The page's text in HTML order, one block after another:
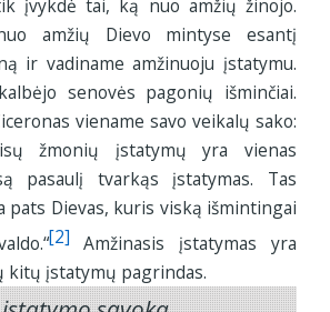
įvykdė tai, ką nuo amžių žinojo.
amžių Dievo mintyse esantį
ir vadiname amžinuoju įstatymu.
senovės pagonių išminčiai.
viename savo veikalų sako:
žmonių įstatymų yra vienas
pasaulį tvarkąs įstatymas. Tas
pats Dievas, kuris viską išmintingai
[2] Amžinasis įstatymas yra
kitų įstatymų pagrindas.